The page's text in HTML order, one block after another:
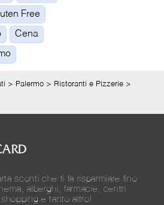
Free
Cena
> Palermo > Ristoranti e Pizzerie >
sconti che ti fa risparmiare fino
alberghi, farmacie, centri
e tanto altro!